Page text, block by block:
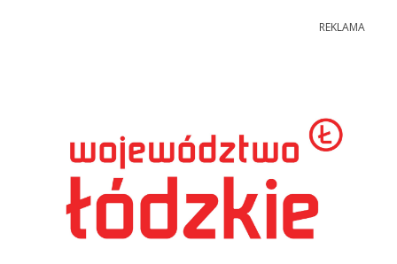
REKLAMA